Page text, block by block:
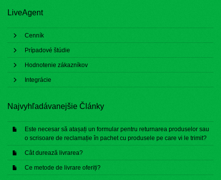
LiveAgent
Cenník
Prípadové štúdie
Hodnotenie zákazníkov
Integrácie
Najvyhľadávanejšie Články
Este necesar să atașați un formular pentru returnarea produselor sau
o scrisoare de reclamație în pachet cu produsele pe care vi le trimit?
Cât durează livrarea?
Ce metode de livrare oferiți?